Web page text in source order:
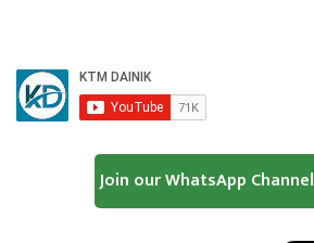
Join our WhatsApp Channel